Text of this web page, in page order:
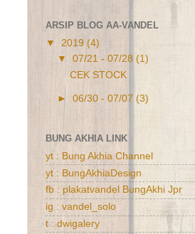
ARSIP BLOG AA-VANDEL
▼ 2019 (4)
▼07/21 - 07/28(1)
CEK STOCK
►06/30 - 07/07(3)
BUNG AKHIA LINK
yt : Bung Akhia Channel
yt : BungAkhiaDesign
fb : plakatvandel BungAkhi Jpr
ig : vandel_solo
t : dwigalery